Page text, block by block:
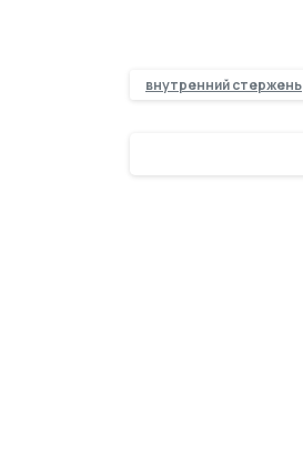
внутренний стержень